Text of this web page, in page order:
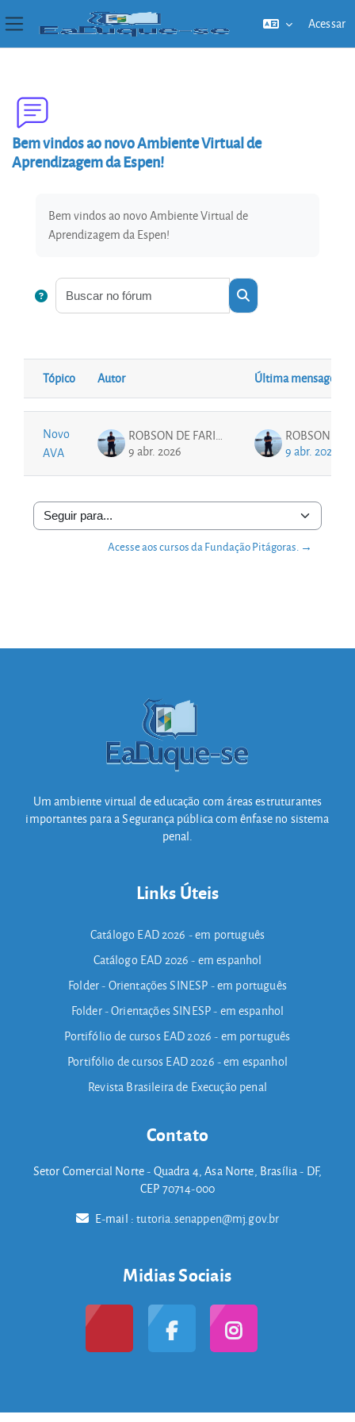
Acessar
Bem vindos ao novo Ambiente Virtual de
Aprendizagem da Espen!
Bem vindos ao novo Ambiente Virtual de
Aprendizagem da Espen!
Buscar no fórum
Buscar no fórum
Status
Tópico Autor Última mensagem
Novo
AVA
ROBSON DE FARIAS
9 abr. 2026
9 abr. 2026
Seguir para...
Acesse aos cursos da Fundação Pitágoras. →
Um ambiente virtual de educação com áreas estruturantes
importantes para a Segurança pública com ênfase no sistema
penal.
Links Úteis
Catálogo EAD 2026 - em português
Catálogo EAD 2026 - em espanhol
Folder - Orientações SINESP - em português
Folder - Orientações SINESP - em espanhol
Portifólio de cursos EAD 2026 - em português
Portifólio de cursos EAD 2026 - em espanhol
Revista Brasileira de Execução penal
Contato
Setor Comercial Norte - Quadra 4, Asa Norte, Brasília - DF,
CEP 70714-000
E-mail :tutoria.senappen@mj.gov.br
Midias Sociais